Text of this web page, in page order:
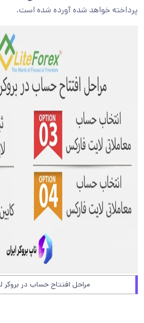
پرداخته خواهد شده آورده شده است.
مراحل افتتاح حساب در بروکر